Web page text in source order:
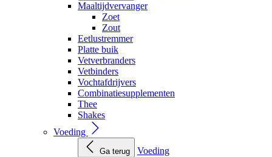
Maaltijdvervanger
Zoet
Zout
Eetlustremmer
Platte buik
Vetverbranders
Vetbinders
Vochtafdrijvers
Combinatiesupplementen
Thee
Shakes
Voeding
Ga terug
Voeding